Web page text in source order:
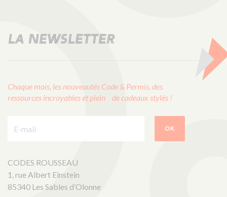
LA NEWSLETTER
Chaque mois, les nouveautés Code & Permis, des
ressources incroyables et plein de cadeaux stylés !
OK
CODES ROUSSEAU
1, rue Albert Einstein
85340 Les Sables d’Olonne